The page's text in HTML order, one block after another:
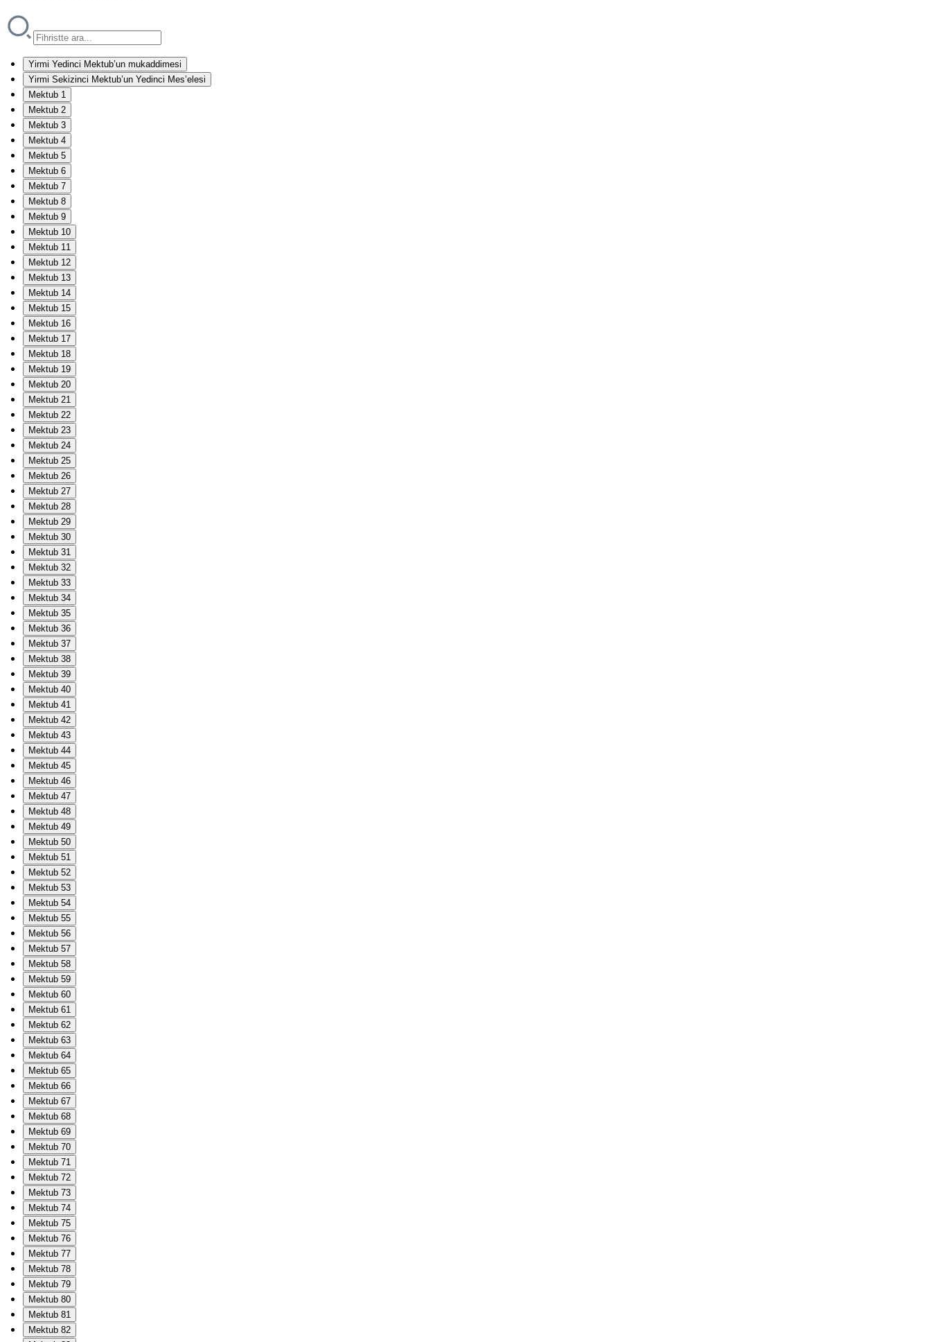
Yirmi Yedinci Mektub’un mukaddimesi
Yirmi Sekizinci Mektub’un Yedinci Mes’elesi
Mektub 1
Mektub 2
Mektub 3
Mektub 4
Mektub 5
Mektub 6
Mektub 7
Mektub 8
Mektub 9
Mektub 10
Mektub 11
Mektub 12
Mektub 13
Mektub 14
Mektub 15
Mektub 16
Mektub 17
Mektub 18
Mektub 19
Mektub 20
Mektub 21
Mektub 22
Mektub 23
Mektub 24
Mektub 25
Mektub 26
Mektub 27
Mektub 28
Mektub 29
Mektub 30
Mektub 31
Mektub 32
Mektub 33
Mektub 34
Mektub 35
Mektub 36
Mektub 37
Mektub 38
Mektub 39
Mektub 40
Mektub 41
Mektub 42
Mektub 43
Mektub 44
Mektub 45
Mektub 46
Mektub 47
Mektub 48
Mektub 49
Mektub 50
Mektub 51
Mektub 52
Mektub 53
Mektub 54
Mektub 55
Mektub 56
Mektub 57
Mektub 58
Mektub 59
Mektub 60
Mektub 61
Mektub 62
Mektub 63
Mektub 64
Mektub 65
Mektub 66
Mektub 67
Mektub 68
Mektub 69
Mektub 70
Mektub 71
Mektub 72
Mektub 73
Mektub 74
Mektub 75
Mektub 76
Mektub 77
Mektub 78
Mektub 79
Mektub 80
Mektub 81
Mektub 82